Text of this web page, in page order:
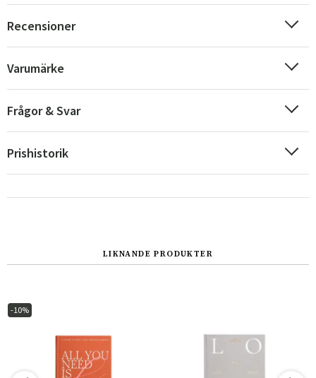
Suomi
Recensioner
Varumärke
Frågor & Svar
Prishistorik
LIKNANDE PRODUKTER
-10%